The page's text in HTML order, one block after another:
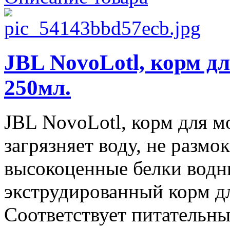
JBL NovoLotl, корм
250мл.
JBL NovoLotl, корм для
загрязняет воду, не
высокоценные белки
экструдированный корм
Соответствует